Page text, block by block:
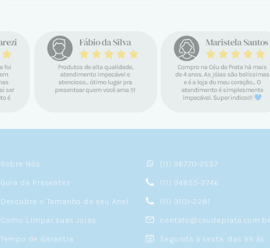
Sobre Nós
Guia de Presentes
Descubra o Tamanho do seu Anel
Como Limpar suas Joias
Tempo de Garantia
(11) 96770-2557
(11) 94855-2746
(11) 3101-2281
contato@ceudeprata.com.br
Segunda à sexta, das 9h às